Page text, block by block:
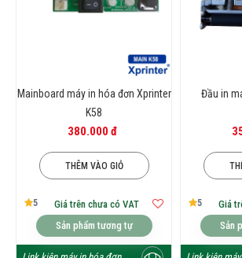
Máy pos bán hàng cảm ứng giá
Mainboard máy in hóa đơn Xprinter
K58
380.000 đ
THÊM VÀO GIỎ
5
Giá trên chưa có VAT
Sản phẩm tương tự
Đầu in
5
Giá
Sản